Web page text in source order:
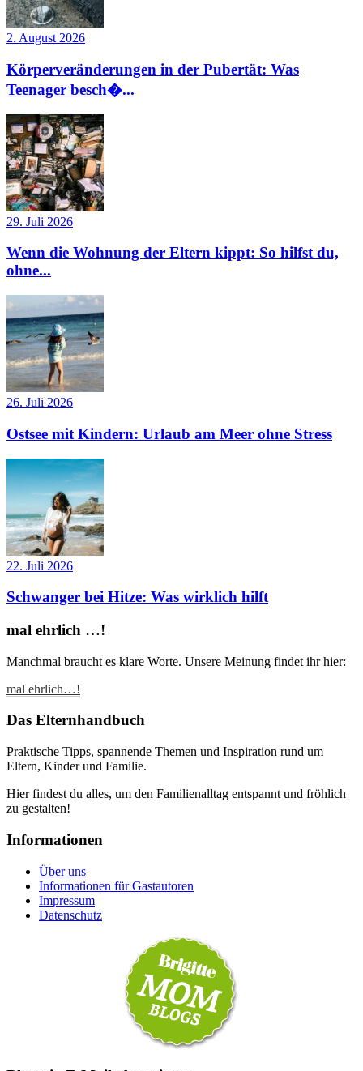
2. August 2026
Körperveränderungen in der Pubertät: Was
Teenager besch�...
29. Juli 2026
Wenn die Wohnung der Eltern kippt: So hilfst du,
ohne...
26. Juli 2026
Ostsee mit Kindern: Urlaub am Meer ohne Stress
22. Juli 2026
Schwanger bei Hitze: Was wirklich hilft
mal ehrlich …!
Manchmal braucht es klare Worte. Unsere Meinung findet ihr hier:
mal ehrlich…!
Das Elternhandbuch
Praktische Tipps, spannende Themen und Inspiration rund um
Eltern, Kinder und Familie.
Hier findest du alles, um den Familienalltag entspannt und fröhlich
zu gestalten!
Informationen
Über uns
Informationen für Gastautoren
Impressum
Datenschutz